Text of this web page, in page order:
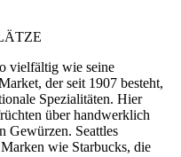
vielfältig wie seine
der seit 1907 besteht,
Spezialitäten. Hier
über handwerklich
Gewürzen. Seattles
wie Starbucks, die